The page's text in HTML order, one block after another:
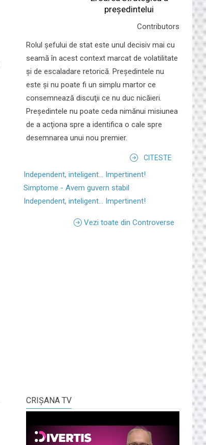
președintelui
Contributors
Rolul şefului de stat este unul decisiv mai cu
seamă în acest context marcat de volatilitate
şi de escaladare retorică. Preşedintele nu
este şi nu poate fi un simplu martor ce
consemnează discuţii ce nu duc nicăieri.
Preşedintele nu poate ceda nimănui misiunea
de a acţiona spre a identifica o cale spre
desemnarea unui nou premier.
CITESTE
Independent, inteligent... Impertinent!
Simptome - Avem guvern stabil
Independent, inteligent... Impertinent!
Vezi toate din Controverse
CRIŞANA TV